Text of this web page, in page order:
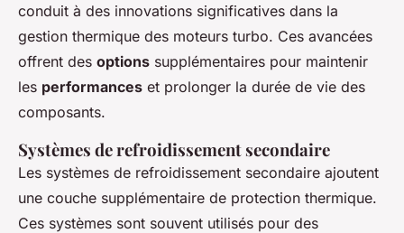
conduit à des innovations significatives dans la
gestion thermique des moteurs turbo. Ces avancées
offrent des options supplémentaires pour maintenir
les performances et prolonger la durée de vie des
composants.
Systèmes de refroidissement secondaire
Les systèmes de refroidissement secondaire ajoutent
une couche supplémentaire de protection thermique.
Ces systèmes sont souvent utilisés pour des